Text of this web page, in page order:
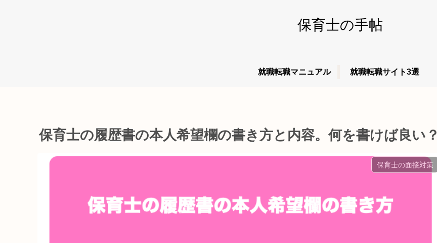
保育士の手帖
就職転職マニュアル 就職転職サイト3選
保育士の履歴書の本人希望欄の書き方と内容。何を書けば良い？
保育士の面接対策